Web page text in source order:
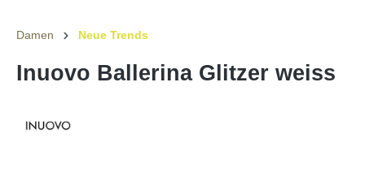
Damen Neue Trends
Inuovo Ballerina Glitzer weiss